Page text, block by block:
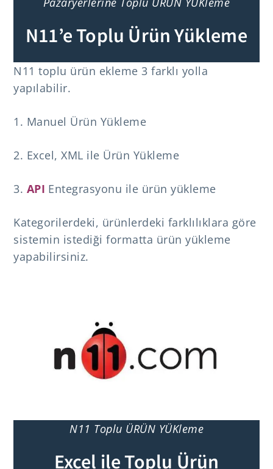
N11’e Toplu Ürün Yükleme
N11 toplu ürün ekleme 3 farklı yolla
yapılabilir.
1. Manuel Ürün Yükleme
2. Excel, XML ile Ürün Yükleme
3. API Entegrasyonu ile ürün yükleme
Kategorilerdeki, ürünlerdeki farklılıklara göre
sistemin istediği formatta ürün yükleme
yapabilirsiniz.
N11 Toplu ÜRÜN YÜKleme
Excel ile Toplu Ürün